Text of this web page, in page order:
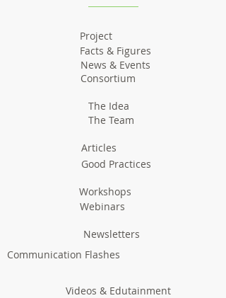
Articles
Good Practices
Workshops
Webinars
Newsletters
Communication Flashes
Videos & Edutainment
The Idea
The Team
Project
Facts & Figures
Consortium
News & Events